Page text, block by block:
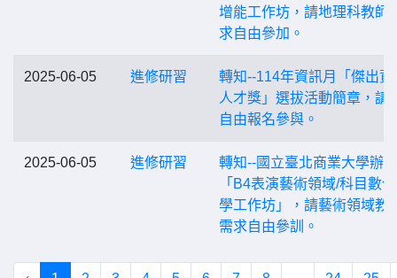
增能工作坊，請地理科教師
求自由參加。
2025-06-05 進修研習
轉知--114年資訊月「傑出資
人才獎」選拔活動簡章，請
自由報名參與。
2025-06-05 進修研習
轉知--國立臺北商業大學辦理
「B4表演藝術領域/科目數
學工作坊」，請藝術領域教
需求自由參訓。